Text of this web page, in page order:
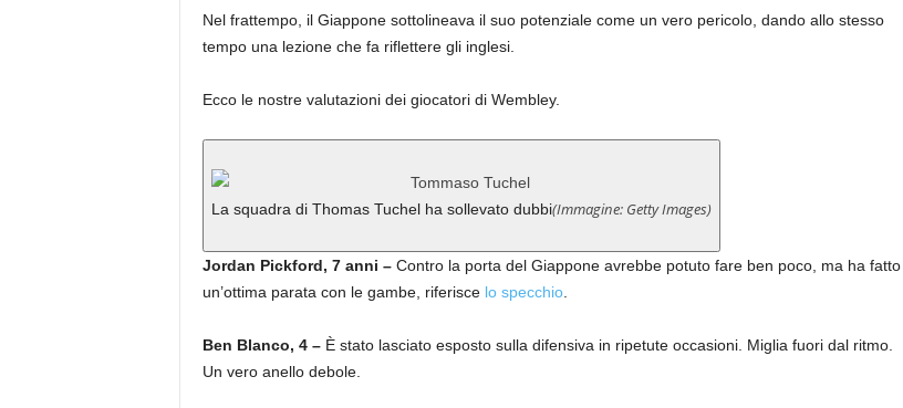
Nel frattempo, il Giappone sottolineava il suo potenziale come un vero pericolo, dando allo stesso
tempo una lezione che fa riflettere gli inglesi.
Ecco le nostre valutazioni dei giocatori di Wembley.
La squadra di Thomas Tuchel ha sollevato dubbi(Immagine: Getty Images)
Jordan Pickford, 7 anni – Contro la porta del Giappone avrebbe potuto fare ben poco, ma ha fatto
un’ottima parata con le gambe, riferisce lo specchio.
Ben Blanco, 4 – È stato lasciato esposto sulla difensiva in ripetute occasioni. Miglia fuori dal ritmo.
Un vero anello debole.